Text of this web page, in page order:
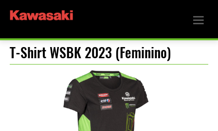
T-Shirt WSBK 2023 (Feminino)